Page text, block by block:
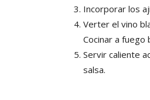
Incorporar los
Verter el vino
Cocinar a
Servir caliente
salsa.